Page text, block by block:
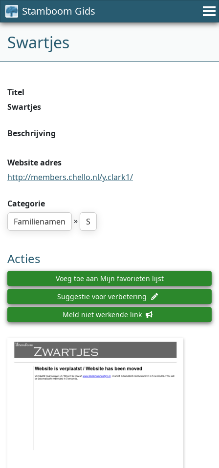
Stamboom Gids
Swartjes
Titel
Swartjes
Beschrijving
Website adres
http://members.chello.nl/y.clark1/
Categorie
Familienamen
» S
Acties
Voeg toe aan Mijn favorieten lijst
Suggestie voor verbetering
Meld niet werkende link